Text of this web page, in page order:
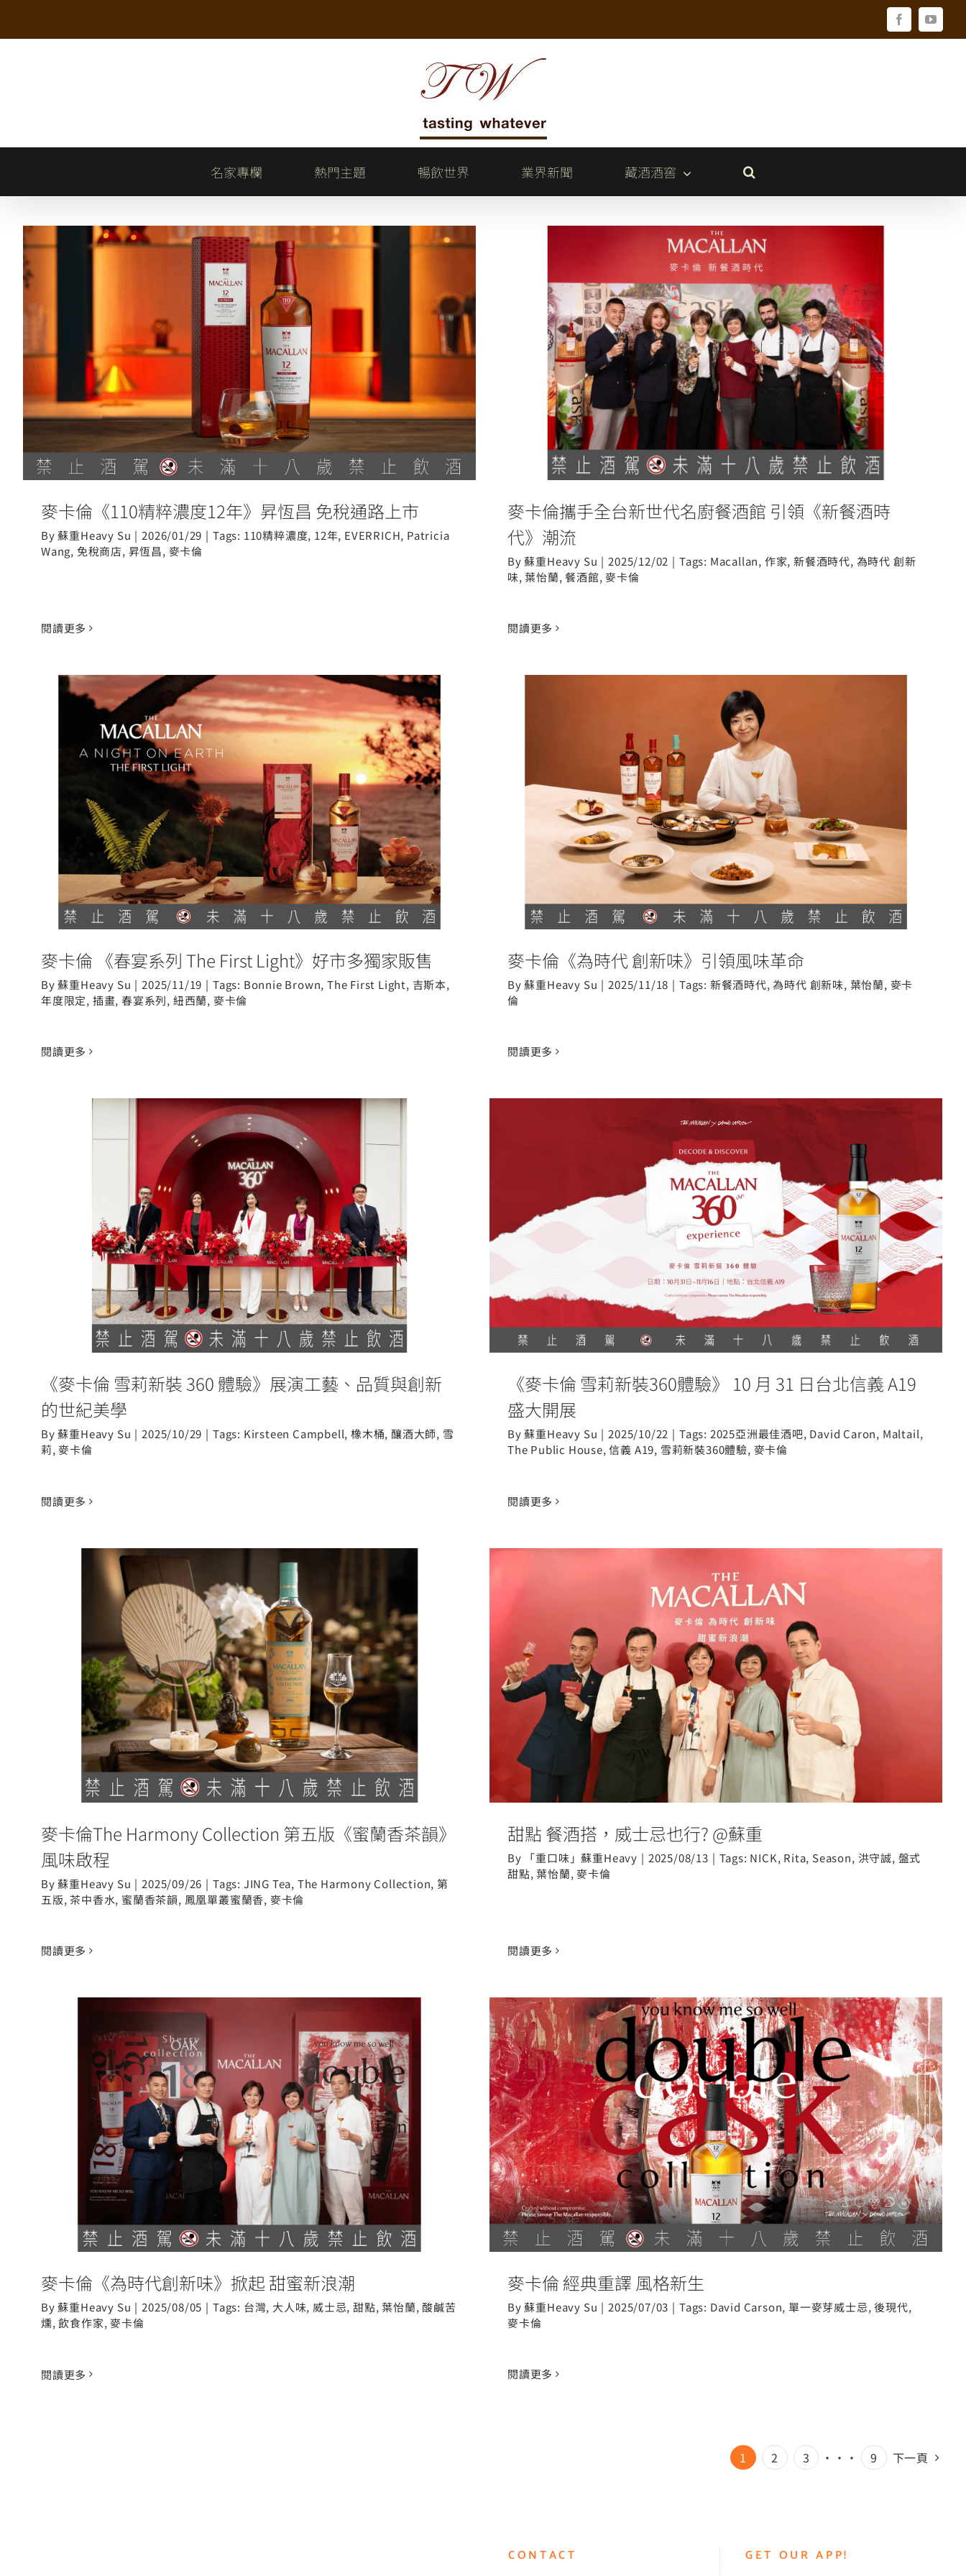
to
Facebook
名家專欄 熱門主題 暢飲世界 業界新聞 藏酒酒窖
麥卡倫《110精粹濃度12年》昇恆昌 免稅通路上市
麥卡倫《110精粹濃度12年》昇恆昌 免稅通路上市
By蘇重Heavy Su | 2026/01/29 | Tags: 110精粹濃度, 12年, EVERRICH, Patricia
Wang, 免稅商店, 昇恆昌, 麥卡倫
閱讀更多
麥卡倫攜手全台新世代名廚餐酒館 引領《新餐酒時
代》潮流
麥卡倫攜手全台新世代名廚餐酒館 引領《新餐酒時
代》潮流
By蘇重Heavy Su | 2025/12/02 | Tags: Macallan, 作家,新餐酒時代, 為時代 創新
味,葉怡蘭,餐酒館, 麥卡倫
閱讀更多
麥卡倫 《春宴系列 The First Light》好市多獨家販
售
麥卡倫 《春宴系列 The First Light》好市多獨家販售
By蘇重Heavy Su | 2025/11/19 | Tags: Bonnie Brown,The First Light, 吉斯本,
年度限定, 插畫,春宴系列, 紐西蘭, 麥卡倫
閱讀更多
麥卡倫《為時代 創新味》引領風味革命
麥卡倫《為時代 創新味》引領風味革命
By蘇重Heavy Su | 2025/11/18 | Tags: 新餐酒時代,為時代 創新味, 葉怡蘭, 麥卡
倫
閱讀更多
《麥卡倫 雪莉新裝 360 體驗》展演工藝、品質與創
新的世紀美學
《麥卡倫 雪莉新裝 360 體驗》展演工藝、品質與創新
的世紀美學
By蘇重Heavy Su | 2025/10/29 | Tags: Kirsteen Campbell,橡木桶,釀酒大師, 雪
莉, 麥卡倫
閱讀更多
《麥卡倫 雪莉新裝360體驗》 10 月 31 日台北信義
A19 盛大開展
《麥卡倫 雪莉新裝360體驗》 10 月 31 日台北信義 A19
盛大開展
By蘇重Heavy Su | 2025/10/22 | Tags: 2025亞洲最佳酒吧, David Caron, Maltail,
The Public House,信義 A19, 雪莉新裝360體驗, 麥卡倫
閱讀更多
麥卡倫The Harmony Collection 第五版《蜜蘭香
茶韻》風味啟程
麥卡倫The Harmony Collection 第五版《蜜蘭香茶韻》
風味啟程
By蘇重Heavy Su | 2025/09/26 | Tags: JING Tea, The Harmony Collection, 第
五版,茶中香水, 蜜蘭香茶韻, 鳳凰單叢蜜蘭香, 麥卡倫
閱讀更多
甜點 餐酒搭，威士忌也行? @蘇重
甜點 餐酒搭，威士忌也行? @蘇重
By 「重口味」蘇重Heavy | 2025/08/13 | Tags: NICK, Rita, Season, 洪守誠, 盤式
甜點,葉怡蘭, 麥卡倫
閱讀更多
麥卡倫《為時代創新味》掀起 甜蜜新浪潮
麥卡倫《為時代創新味》掀起 甜蜜新浪潮
By蘇重Heavy Su | 2025/08/05 | Tags: 台灣, 大人味, 威士忌,甜點,葉怡蘭,酸鹹苦
燻,飲食作家, 麥卡倫
閱讀更多
麥卡倫 經典重譯 風格新生
麥卡倫 經典重譯 風格新生
By蘇重Heavy Su | 2025/07/03 | Tags: David Carson,單一麥芽威士忌,後現代,
麥卡倫
閱讀更多
1 2 3 ··· 9 下一頁
CONTACT GET OUR APP!